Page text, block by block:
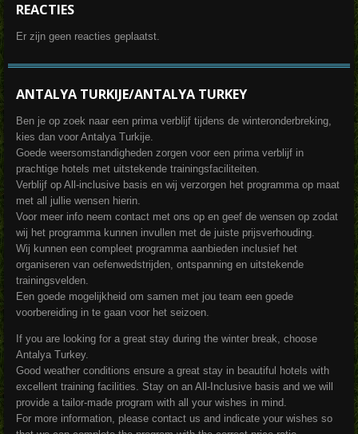
REACTIES
Er zijn geen reacties geplaatst.
ANTALYA TURKIJE/ANTALYA TURKEY
Ben je op zoek naar een prima verblijf tijdens de winteronderbreking,
kies dan voor Antalya Turkije.
Goede weersomstandigheden zorgen voor een prima verblijf in
prachtige hotels met uitstekende trainingsfaciliteiten.
Verblijf op All-inclusive basis en wij verzorgen het programma op maat
met all jullie wensen hierin.
Voor meer info neem contact met ons op en geef de wensen op zodat
wij het programma kunnen invullen met de juiste prijsverhouding.
Wij kunnen een compleet programma aanbieden inclusief het
organiseren van oefenwedstrijden, ontspanning en uitstekende
trainingsvelden.
Een goede mogelijkheid om samen met jou team een goede
voorbereiding in te gaan voor het seizoen.
If you are looking for a great stay during the winter break, choose
Antalya Turkey.
Good weather conditions ensure a great stay in beautiful hotels with
excellent training facilities. Stay on an All-Inclusive basis and we will
provide a tailor-made program with all your wishes in mind.
For more information, please contact us and indicate your wishes so